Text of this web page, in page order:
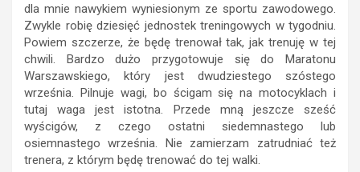
dla mnie nawykiem wyniesionym ze sportu zawodowego.
Zwykle robię dziesięć jednostek treningowych w tygodniu.
Powiem szczerze, że będę trenował tak, jak trenuję w tej
chwili. Bardzo dużo przygotowuje się do Maratonu
Warszawskiego, który jest dwudziestego szóstego
września. Pilnuje wagi, bo ścigam się na motocyklach i
tutaj waga jest istotna. Przede mną jeszcze sześć
wyścigów, z czego ostatni siedemnastego lub
osiemnastego września. Nie zamierzam zatrudniać też
trenera, z którym będę trenować do tej walki.